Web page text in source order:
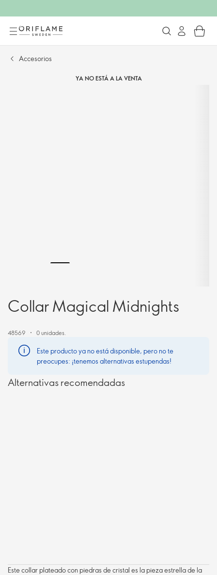
Accesorios
YA NO ESTÁ A LA VENTA
Collar Magical Midnights
48569 0 unidades.
Este producto ya no está disponible, pero no te
preocupes: ¡tenemos alternativas estupendas!
Alternativas recomendadas
Este collar plateado con piedras de cristal es la pieza estrella de la